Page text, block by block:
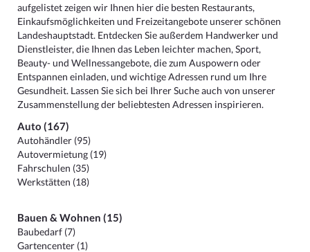
aufgelistet zeigen wir Ihnen hier die besten Restaurants,
Einkaufsmöglichkeiten und Freizeitangebote unserer schönen
Landeshauptstadt. Entdecken Sie außerdem Handwerker und
Dienstleister, die Ihnen das Leben leichter machen, Sport,
Beauty- und Wellnessangebote, die zum Auspowern oder
Entspannen einladen, und wichtige Adressen rund um Ihre
Gesundheit. Lassen Sie sich bei Ihrer Suche auch von unserer
Zusammenstellung der beliebtesten Adressen inspirieren.
Auto (167)
Autohändler (95)
Autovermietung (19)
Fahrschulen (35)
Werkstätten (18)
Bauen & Wohnen (15)
Baubedarf (7)
Gartencenter (1)